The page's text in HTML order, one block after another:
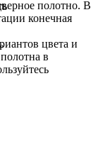
полотно. В
конечная
цвета и
в